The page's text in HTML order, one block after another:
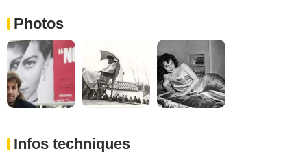
Photos
Infos techniques